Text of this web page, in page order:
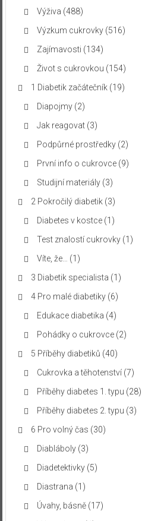
Výživa (488)
Výzkum cukrovky(516)
Zajímavosti (134)
Život s cukrovkou (154)
1 Diabetik začátečník(19)
Diapojmy(2)
Jak reagovat(3)
Podpůrné prostředky(2)
První info o cukrovce(9)
Studijní materiály(3)
2 Pokročilý diabetik(3)
Diabetes v kostce(1)
Test znalostí cukrovky(1)
Víte, že… (1)
3 Diabetik specialista (1)
4 Pro malé diabetiky(6)
Edukace diabetika (4)
Pohádky o cukrovce(2)
5 Příběhy diabetiků (40)
Cukrovka a těhotenství(7)
Příběhy diabetes 1. typu (28)
Příběhy diabetes 2. typu (3)
6 Pro volný čas (30)
Diabláboly(3)
Diadetektivky(5)
Diastrana (1)
Úvahy, básně(17)